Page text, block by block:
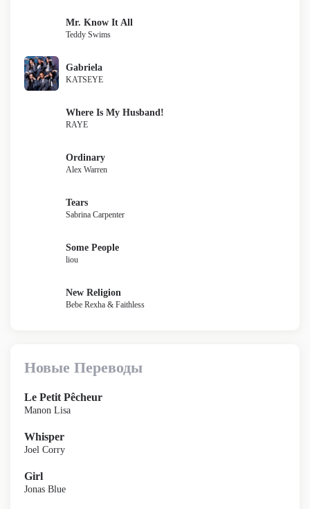
Mr. Know It All
Teddy Swims
Gabriela
KATSEYE
Where Is My Husband!
RAYE
Ordinary
Alex Warren
Tears
Sabrina Carpenter
Some People
liou
New Religion
Bebe Rexha & Faithless
Новые Переводы
Le Petit Pêcheur
Manon Lisa
Whisper
Joel Corry
Girl
Jonas Blue